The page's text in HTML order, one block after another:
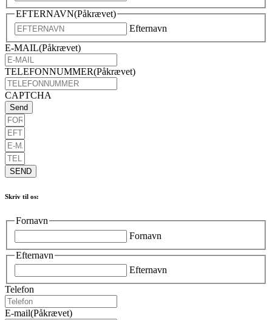
EFTERNAVN(Påkrævet)
Efternavn
E-MAIL(Påkrævet)
TELEFONNUMMER(Påkrævet)
CAPTCHA
SEND
Skriv til os:
Fornavn
Fornavn
Efternavn
Efternavn
Telefon
E-mail(Påkrævet)